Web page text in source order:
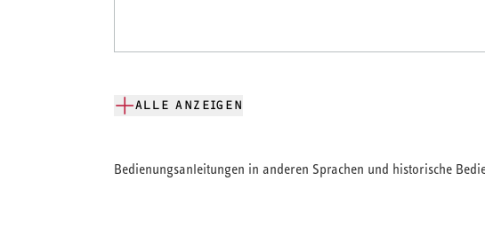
ALLE ANZEIGEN
Bedienungsanleitungen in anderen Sprachen und historische